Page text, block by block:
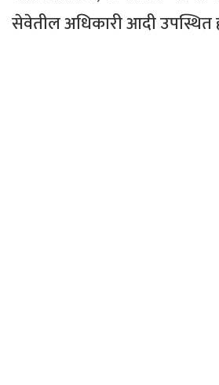
सेवेतील अधिकारी आदी उपस्थित